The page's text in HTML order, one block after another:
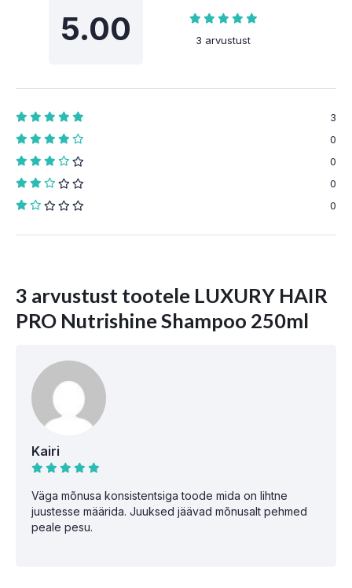
5.00 3 arvustust
3
0
0
0
0
3 arvustust tootele LUXURY HAIR
PRO Nutrishine Shampoo 250ml
Kairi
Väga mõnusa konsistentsiga toode mida on lihtne
juustesse määrida. Juuksed jäävad mõnusalt pehmed
peale pesu.